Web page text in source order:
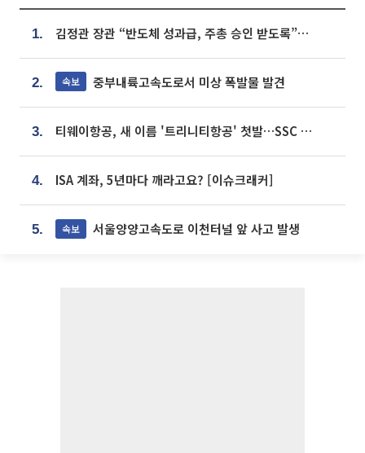
1. 김정관 장관 “반도체 성과급, 주총 승인 받도록”…상법·자본시장법 개정 시사
2. 속보 중부내륙고속도로서 미상 폭발물 발견
3. 티웨이항공, 새 이름 '트리니티항공' 첫발…SSC 전략 본격화
4. ISA 계좌, 5년마다 깨라고요? [이슈크래커]
5. 속보 서울양양고속도로 이천터널 앞 사고 발생